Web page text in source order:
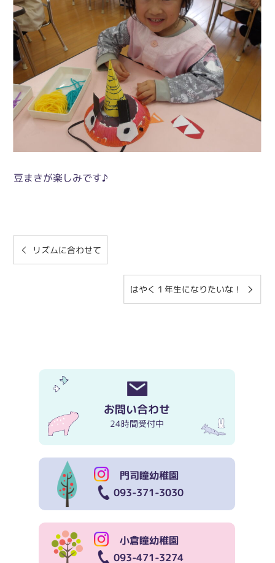
豆まきが楽しみです♪
リズムに合わせて
はやく１年生になりたいな！
お問い合わせ
24時間受付中
門司瞳幼稚園
093-371-3030
小倉瞳幼稚園
093-471-3274